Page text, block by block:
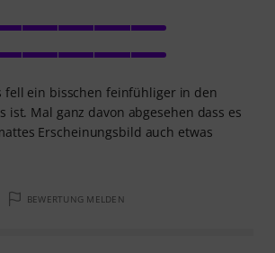
fell ein bisschen feinfühliger in den
ist. Mal ganz davon abgesehen dass es
Erscheinungsbild auch etwas
BEWERTUNG MELDEN